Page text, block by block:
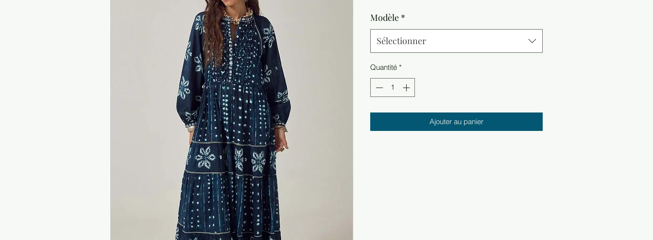
Modèle *
Sélectionner
Quantité *
Ajouter au panier